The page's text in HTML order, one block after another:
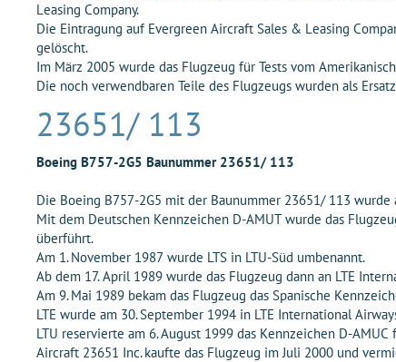
Leasing Company.
Die Eintragung auf Evergreen Aircraft Sales & Leasing
gelöscht.
Im März 2005 wurde das Flugzeug für Tests vom
Die noch verwendbaren Teile des Flugzeugs wurden als
23651/ 113
Boeing B757-2G5 Baunummer 23651/ 113
Die Boeing B757-2G5 mit der Baunummer 23651/ 113
Mit dem Deutschen Kennzeichen D-AMUT wurde das
überführt.
Am 1. November 1987 wurde LTS in LTU-Süd umbenannt.
Ab dem 17. April 1989 wurde das Flugzeug dann an LTE
Am 9. Mai 1989 bekam das Flugzeug das Spanische
LTE wurde am 30. September 1994 in LTE International
LTU reservierte am 6. August 1999 das Kennzeichen D-
Aircraft 23651 Inc. kaufte das Flugzeug im Juli 2000 und